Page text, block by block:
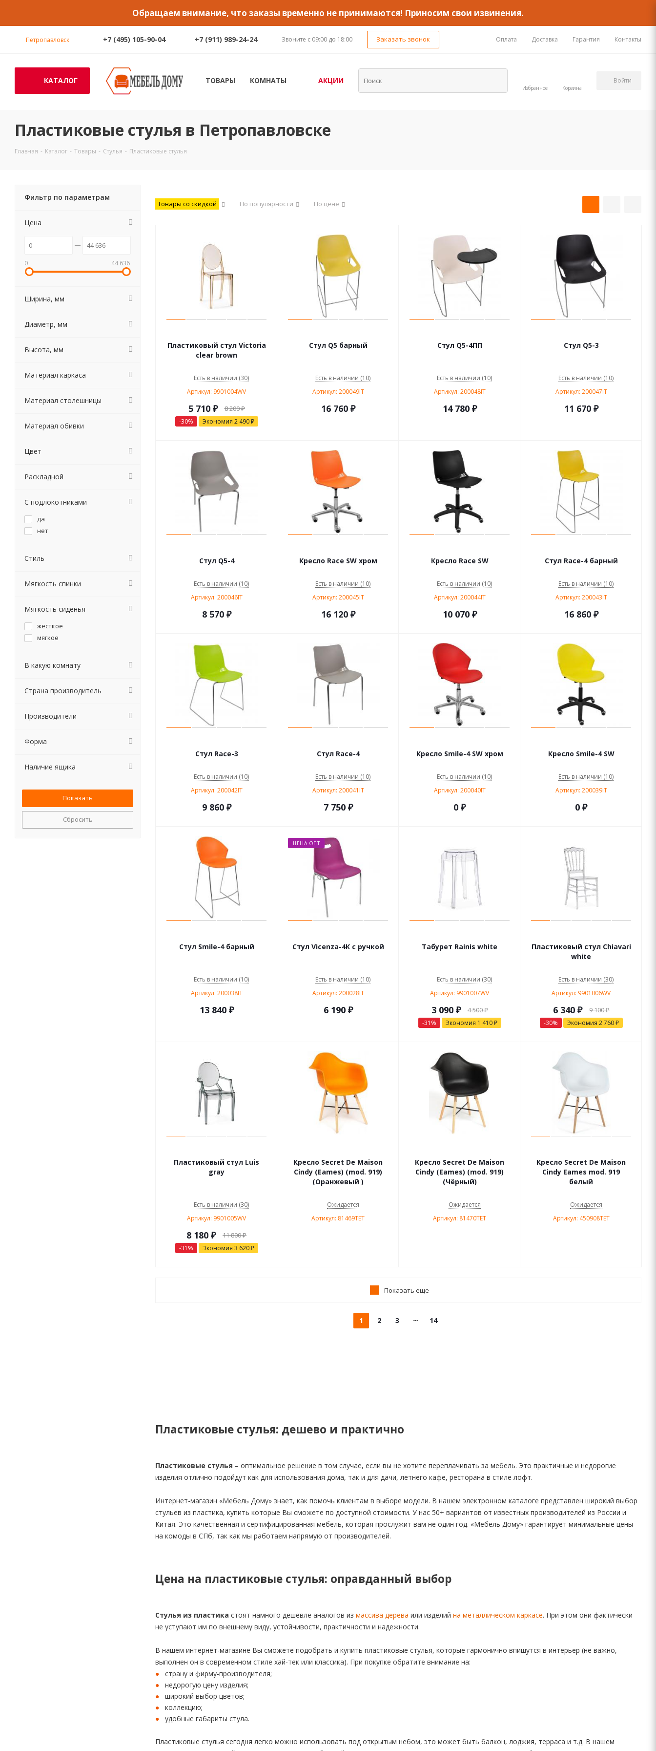
Обращаем внимание, что заказы временно не принимаются! Приносим свои извинения.
Петропавловск +7 (495) 105-90-04 +7 (911) 989-24-24 Звоните с 09:00 до 18:00 Заказать звонок Оплата Доставка Гарантия Контакты
КАТАЛОГ ТОВАРЫ КОМНАТЫ АКЦИИ
Избранное Корзина
Войти
Пластиковые стулья в Петропавловске
Главная - Каталог - Товары - Стулья - Пластиковые стулья
Товары со скидкой По популярности По цене
Пластиковый стул Victoria
clear brown
Есть в наличии (30)
Артикул: 9901004WV
5 710₽ 8 200₽
-30% Экономия 2 490₽
Стул Q5 барный
Есть в наличии (10)
Артикул: 200049IT
16 760₽
Стул Q5-4ПП
Есть в наличии (10)
Артикул: 200048IT
14 780₽
Стул Q5-3
Есть в наличии (10)
Артикул: 200047IT
11 670₽
Стул Q5-4
Есть в наличии (10)
Артикул: 200046IT
8 570₽
Кресло Race SW хром
Есть в наличии (10)
Артикул: 200045IT
16 120₽
Кресло Race SW
Есть в наличии (10)
Артикул: 200044IT
10 070₽
Стул Race-4 барный
Есть в наличии (10)
Артикул: 200043IT
16 860₽
Стул Race-3
Есть в наличии (10)
Артикул: 200042IT
9 860₽
Стул Race-4
Есть в наличии (10)
Артикул: 200041IT
7 750₽
Кресло Smile-4 SW хром
Есть в наличии (10)
Артикул: 200040IT
0 ₽
Кресло Smile-4 SW
Есть в наличии (10)
Артикул: 200039IT
0 ₽
Стул Smile-4 барный
Есть в наличии (10)
Артикул: 200038IT
13 840₽
ЦЕНА ОПТ
Стул Vicenza-4К с ручкой
Есть в наличии (10)
Артикул: 200028IT
6 190₽
Табурет Rainis white
Есть в наличии (30)
Артикул: 9901007WV
3 090₽ 4 500₽
-31 % Экономия 1 410₽
Пластиковый стул Chiavari
white
Есть в наличии (30)
Артикул: 9901006WV
6 340₽ 9 100₽
-30% Экономия 2 760₽
Пластиковый стул Luis
gray
Есть в наличии (30)
Артикул: 9901005WV
8 180 ₽ 11 800₽
-31 % Экономия 3 620₽
Кресло Secret De Maison
Cindy (Eames) (mod. 919)
(Оранжевый )
Ожидается
Артикул: 81469TET
Кресло Secret De Maison
Cindy (Eames) (mod. 919)
(Чёрный)
Ожидается
Артикул: 81470TET
Кресло Secret De Maison
Cindy Eames mod. 919
белый
Ожидается
Артикул: 450908TET
Показать еще
1 2 3 14
Пластиковые стулья: дешево и практично
Пластиковые стулья – оптимальное решение в том случае, если вы не хотите переплачивать за мебель. Это практичные и недорогие
изделия отлично подойдут как для использования дома, так и для дачи, летнего кафе, ресторана в стиле лофт.
Интернет-магазин «Мебель Дому» знает, как помочь клиентам в выборе модели. В нашем электронном каталоге представлен широкий выбор
стульев из пластика, купить которые Вы сможете по доступной стоимости. У нас 50+ вариантов от известных производителей из России и
Китая. Это качественная и сертифицированная мебель, которая прослужит вам не один год. «Мебель Дому» гарантирует минимальные цены
на комоды в СПб, так как мы работаем напрямую от производителей.
Цена на пластиковые стулья: оправданный выбор
Стулья из пластика стоят намного дешевле аналогов из массива дерева или изделий на металлическом каркасе. При этом они фактически
не уступают им по внешнему виду, устойчивости, практичности и надежности.
В нашем интернет-магазине Вы сможете подобрать и купить пластиковые стулья, которые гармонично впишутся в интерьер (не важно,
выполнен он в современном стиле хай-тек или классика). При покупке обратите внимание на:
страну и фирму-производителя;
недорогую цену изделия;
широкий выбор цветов;
коллекцию;
удобные габариты стула.
Пластиковые стулья сегодня легко можно использовать под открытым небом, это может быть балкон, лоджия, терраса и т.д. В нашем
Фильтр по параметрам
Цена
0 44 636
Ширина, мм
Диаметр, мм
Высота, мм
Материал каркаса
Материал столешницы
Материал обивки
Цвет
Раскладной
С подлокотниками
да
нет
Стиль
Мягкость спинки
Мягкость сиденья
жесткое
мягкое
В какую комнату
Страна производитель
Производители
Форма
Наличие ящика
Сбросить